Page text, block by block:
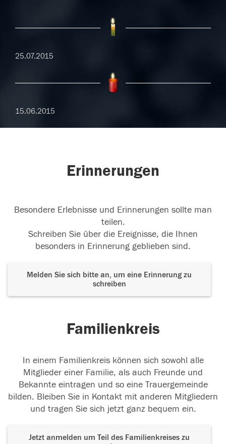
25.07.2015
15.06.2015
Erinnerungen
Besondere Erlebnisse und Erinnerungen sollte man
teilen.
Schreiben Sie über die Ereignisse, die Ihnen
besonders in Erinnerung geblieben sind.
Melden Sie sich bitte an, um eine Erinnerung zu
schreiben
Familienkreis
In einem Familienkreis können sich sowohl alle
Mitglieder einer Familie, als auch Freunde und
Bekannte eintragen und so eine Trauergemeinde
bilden. Bleiben Sie in Kontakt mit anderen Mitgliedern
und tragen Sie sich jetzt ganz bequem ein.
Jetzt anmelden um Teil des Familienkreises zu